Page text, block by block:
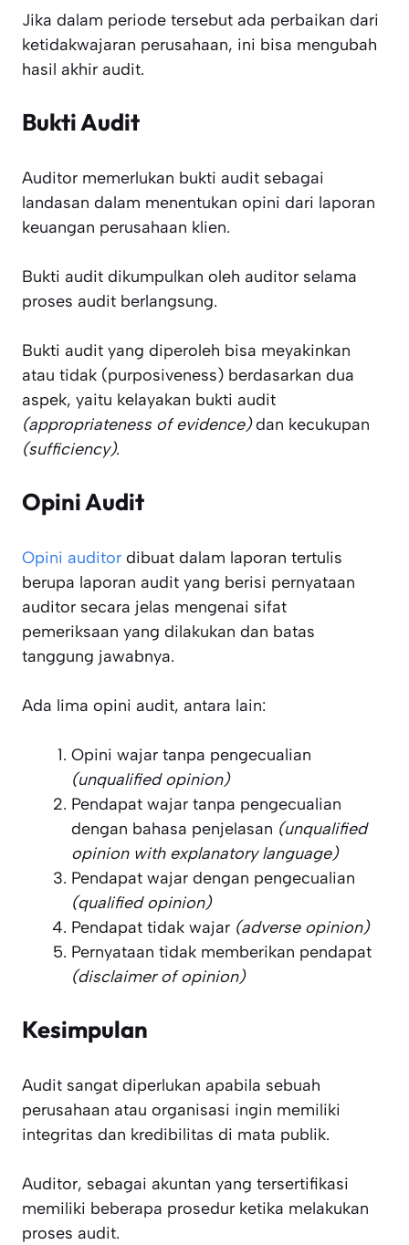
Jika dalam periode tersebut ada perbaikan dari
ketidakwajaran perusahaan, ini bisa mengubah
hasil akhir audit.
Bukti Audit
Auditor memerlukan bukti audit sebagai
landasan dalam menentukan opini dari laporan
keuangan perusahaan klien.
Bukti audit dikumpulkan oleh auditor selama
proses audit berlangsung.
Bukti audit yang diperoleh bisa meyakinkan
atau tidak (purposiveness) berdasarkan dua
aspek, yaitu kelayakan bukti audit
(appropriateness of evidence)dan kecukupan
(sufficiency).
Opini Audit
Opini auditor dibuat dalam laporan tertulis
berupa laporan audit yang berisi pernyataan
auditor secara jelas mengenai sifat
pemeriksaan yang dilakukan dan batas
tanggung jawabnya.
Ada lima opini audit, antara lain:
Opini wajar tanpa pengecualian
(unqualified opinion)
Pendapat wajar tanpa pengecualian
dengan bahasa penjelasan (unqualified
opinion with explanatory language)
Pendapat wajar dengan pengecualian
(qualified opinion)
Pendapat tidak wajar (adverse opinion)
Pernyataan tidak memberikan pendapat
(disclaimer of opinion)
Kesimpulan
Audit sangat diperlukan apabila sebuah
perusahaan atau organisasi ingin memiliki
integritas dan kredibilitas di mata publik.
Auditor, sebagai akuntan yang tersertifikasi
memiliki beberapa prosedur ketika melakukan
proses audit.